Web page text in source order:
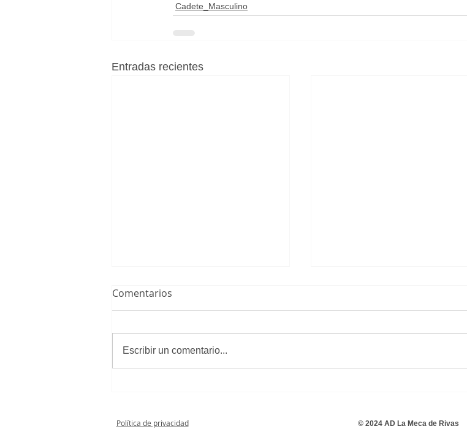
Cadete_Masculino
Entradas recientes
Loeches
Comentarios
Escribir un comentario...
Política de privacidad © 2024 AD La Meca de Rivas